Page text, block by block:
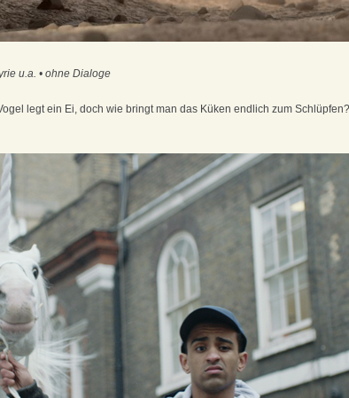
u.a. • ohne Dialoge
legt ein Ei, doch wie bringt man das Küken endlich zum Schlüpfen?